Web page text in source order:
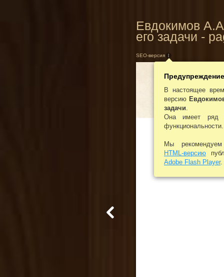
Евдокимов
его задачи -
SEO-версия
Предупреждение
В настоящее
версию
задачи
Она имеет ряд
функциональности.
Мы
HTML-версию
Adobe Flash Player.